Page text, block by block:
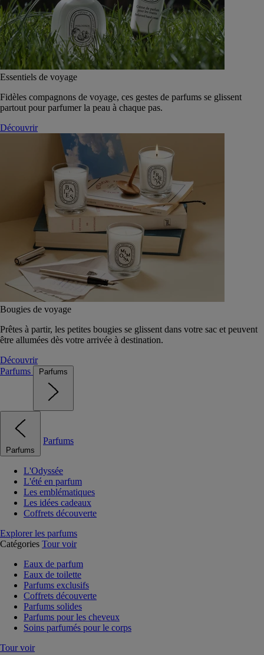
Essentiels de voyage
Fidèles compagnons de voyage, ces gestes de parfums se glissent
partout pour parfumer la peau à chaque pas.
Découvrir
Bougies de voyage
Prêtes à partir, les petites bougies se glissent dans votre sac et peuvent
être allumées dès votre arrivée à destination.
Découvrir
Parfums
Parfums
Parfums
Parfums
L'Odyssée
L'été en parfum
Les emblématiques
Les idées cadeaux
Coffrets découverte
Explorer les parfums
Catégories Tour voir
Eaux de parfum
Eaux de toilette
Parfums exclusifs
Coffrets découverte
Parfums solides
Parfums pour les cheveux
Soins parfumés pour le corps
Tour voir